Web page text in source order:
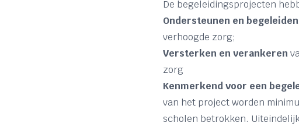
De begeleidingsprojecten
Ondersteunen en begeleiden
verhoogde zorg;
Versterken en verankeren
zorg
Kenmerkend voor een
van het project worden
scholen betrokken.